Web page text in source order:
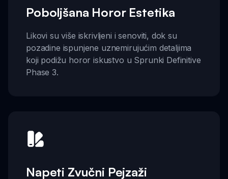
Poboljšana Horor Estetika
Likovi su više iskrivljeni i senoviti, dok su
pozadine ispunjene uznemirujućim detaljima
koji podižu horor iskustvo u Sprunki Definitive
Phase 3.
Napeti Zvučni Pejzaži